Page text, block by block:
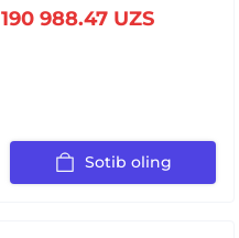
190 988.47 UZS
Sotib oling